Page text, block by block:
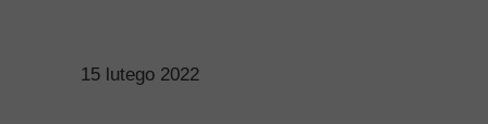
15 lutego 2022